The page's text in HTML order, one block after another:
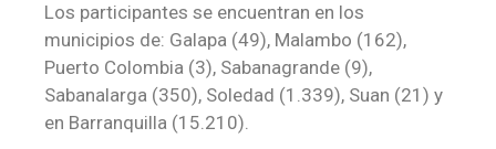
Los participantes se encuentran en los
municipios de: Galapa (49), Malambo (162),
Puerto Colombia (3), Sabanagrande (9),
Sabanalarga (350), Soledad (1.339), Suan (21) y
en Barranquilla (15.210).